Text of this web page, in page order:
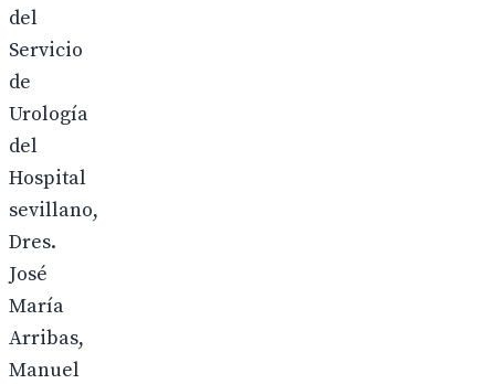
del
Servicio
de
Urología
del
Hospital
sevillano,
Dres.
José
María
Arribas,
Manuel